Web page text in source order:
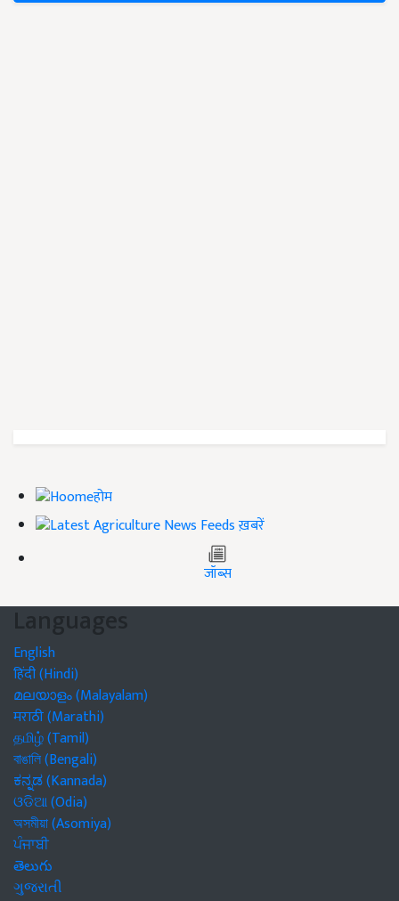
होम
ख़बरें
जॉब्स
Languages
English
हिंदी (Hindi)
മലയാളം (Malayalam)
मराठी (Marathi)
தமிழ் (Tamil)
বাঙালি (Bengali)
ಕನ್ನಡ (Kannada)
ଓଡିଆ (Odia)
অসমীয়া (Asomiya)
ਪੰਜਾਬੀ
తెలుగు
ગુજરાતી